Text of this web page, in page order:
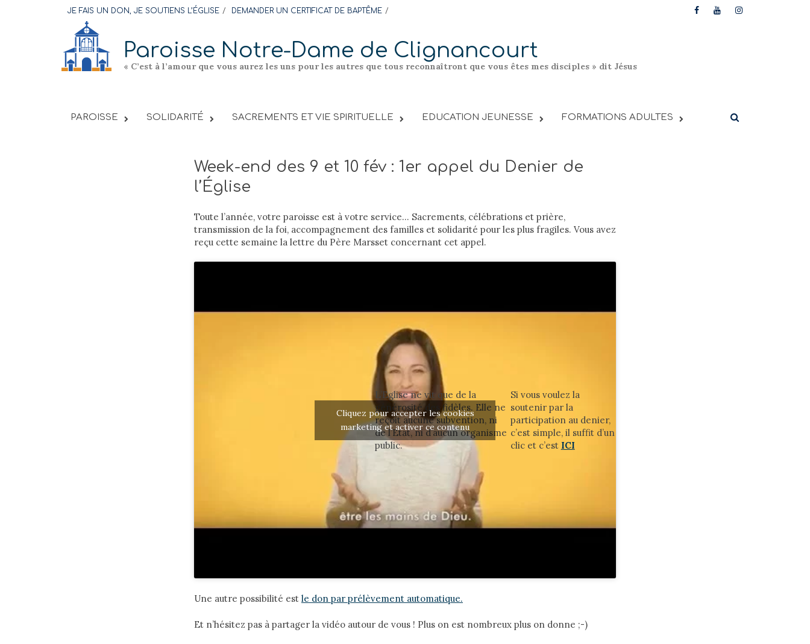
content
JE FAIS UN DON, JE SOUTIENS L’ÉGLISE DEMANDER UN CERTIFICAT DE BAPTÊME
Paroisse Notre-Dame de Clignancourt
« C’est à l’amour que vous aurez les uns pour les autres que tous reconnaîtront que vous êtes mes disciples » dit Jésus
PAROISSE SOLIDARITÉ SACREMENTS ET VIE SPIRITUELLE EDUCATION JEUNESSE FORMATIONS ADULTES
Week-end des 9 et 10 fév : 1er appel du Denier de
l’Église
Toute l’année, votre paroisse est à votre service… Sacrements, célébrations et prière,
transmission de la foi, accompagnement des familles et solidarité pour les plus fragiles. Vous avez
reçu cette semaine la lettre du Père Marsset concernant cet appel.
L’Eglise ne vit que de la
générosité des fidèles. Elle ne
reçoit aucune subvention, ni
de l’Etat, ni d’aucun organisme
public.
Si vous voulez la
soutenir par la
participation au denier,
c’est simple, il suffit d’un
clic et c’est ICI
Cliquez pour accepter les cookies
marketing et activer ce contenu
Une autre possibilité est le don par prélèvement automatique.
Et n’hésitez pas à partager la vidéo autour de vous ! Plus on est nombreux plus on donne ;-)